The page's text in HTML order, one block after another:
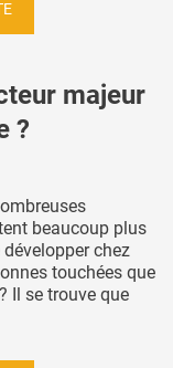
majeur
?
beaucoup plus
chez
touchées que
Il se trouve que